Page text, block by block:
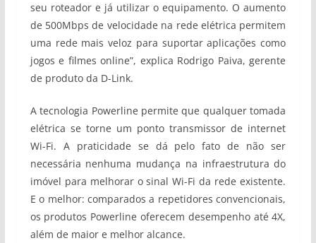
seu roteador e já utilizar o equipamento. O aumento
de 500Mbps de velocidade na rede elétrica permitem
uma rede mais veloz para suportar aplicações como
jogos e filmes online”, explica Rodrigo Paiva, gerente
de produto da D-Link.
A tecnologia Powerline permite que qualquer tomada
elétrica se torne um ponto transmissor de internet
Wi-Fi. A praticidade se dá pelo fato de não ser
necessária nenhuma mudança na infraestrutura do
imóvel para melhorar o sinal Wi-Fi da rede existente.
E o melhor: comparados a repetidores convencionais,
os produtos Powerline oferecem desempenho até 4X,
além de maior e melhor alcance.